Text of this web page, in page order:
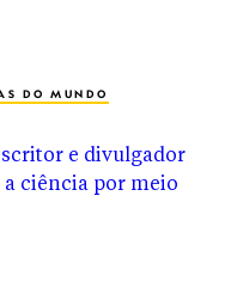
DO MUNDO